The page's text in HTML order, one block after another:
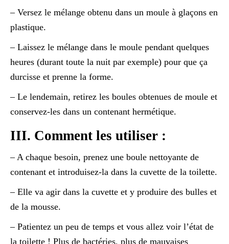
– Versez le mélange obtenu dans un moule à glaçons en
plastique.
– Laissez le mélange dans le moule pendant quelques
heures (durant toute la nuit par exemple) pour que ça
durcisse et prenne la forme.
– Le lendemain, retirez les boules obtenues de moule et
conservez-les dans un contenant hermétique.
III. Comment les utiliser :
– A chaque besoin, prenez une boule nettoyante de
contenant et introduisez-la dans la cuvette de la toilette.
– Elle va agir dans la cuvette et y produire des bulles et
de la mousse.
– Patientez un peu de temps et vous allez voir l’état de
la toilette ! Plus de bactéries, plus de mauvaises